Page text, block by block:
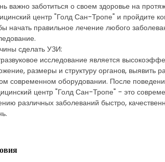
важно заботиться о своем здоровье на
центр "Голд Сан-Тропе" и пройдите
начать правильное лечение любого
сделать УЗИ:
исследование является
размеры и структуру органов, выявить
современном оборудовании. После
центр "Голд Сан-Тропе" - это
различных заболеваний быстро,